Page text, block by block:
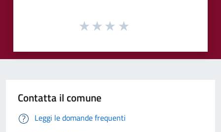
Contatta il comune
Leggi le domande frequenti